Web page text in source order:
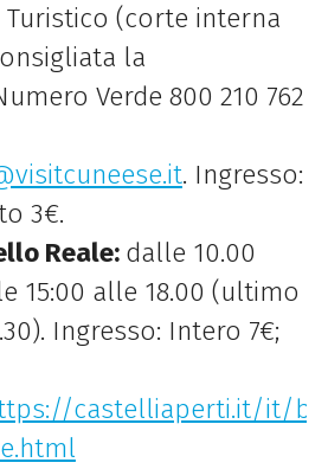
Turistico (corte interna
la
Verde 800 210 762
. Ingresso:
3€.
Reale: dalle 10.00
15:00 alle 18.00 (ultimo
Ingresso: Intero 7€;
castelliaperti.it/it/